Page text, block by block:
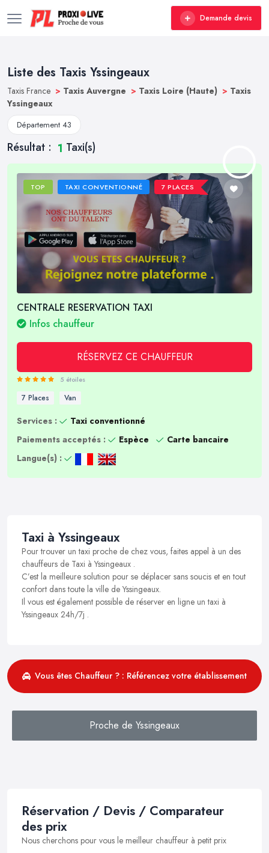
Demande devis
Liste des Taxis Yssingeaux
Taxis France > Taxis Auvergne > Taxis Loire (Haute) > Taxis
Yssingeaux
Département 43
Résultat : 1 Taxi(s)
TOP TAXI CONVENTIONNÉ 7 PLACES
CENTRALE RESERVATION TAXI
Infos chauffeur
RÉSERVEZ CE CHAUFFEUR
5 étoiles
7 Places Van
Services :
Taxi conventionné
Paiements acceptés :
Espèce
Carte bancaire
Langue(s) :
Taxi à Yssingeaux
Pour trouver un taxi proche de chez vous, faites appel à un des
chauffeurs de Taxi à Yssingeaux .
C’est la meilleure solution pour se déplacer sans soucis et en tout
confort dans toute la ville de Yssingeaux.
Il vous est également possible de réserver en ligne un taxi à
Yssingeaux 24h/7j .
Vous êtes Chauffeur ? : Référencez votre établissement
Proche de Yssingeaux
Réservation / Devis / Comparateur
des prix
Nous cherchons pour vous le meilleur chauffeur à petit prix